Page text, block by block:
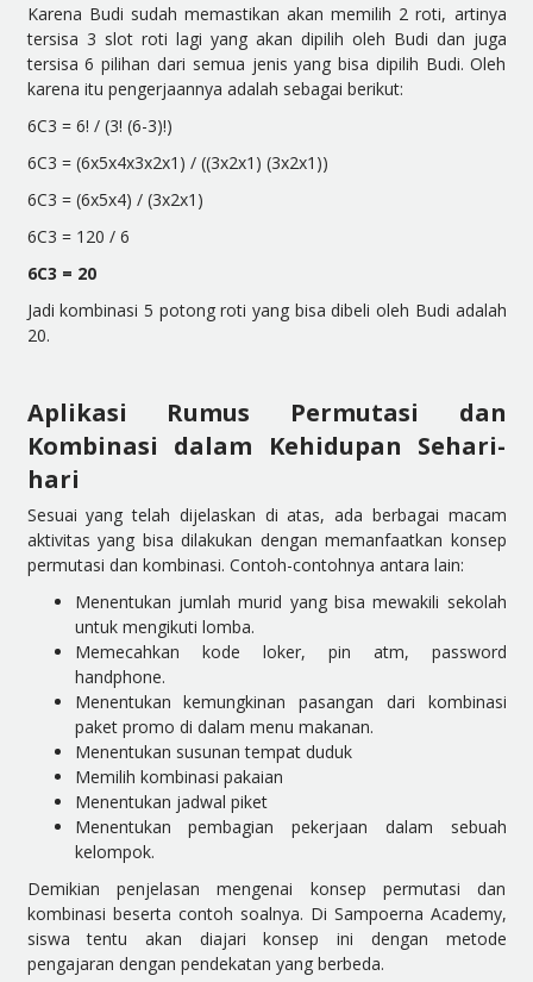
Karena Budi sudah memastikan akan memilih 2 roti, artinya
tersisa 3 slot roti lagi yang akan dipilih oleh Budi dan juga
tersisa 6 pilihan dari semua jenis yang bisa dipilih Budi. Oleh
karena itu pengerjaannya adalah sebagai berikut:
6C3 = 6! / (3! (6-3)!)
6C3 = (6x5x4x3x2x1) / ((3x2x1) (3x2x1))
6C3 = (6x5x4) / (3x2x1)
6C3 = 120 / 6
6C3 = 20
Jadi kombinasi 5 potong roti yang bisa dibeli oleh Budi adalah
20.
Aplikasi Rumus Permutasi dan
Kombinasi dalam Kehidupan Sehari-
hari
Sesuai yang telah dijelaskan di atas, ada berbagai macam
aktivitas yang bisa dilakukan dengan memanfaatkan konsep
permutasi dan kombinasi. Contoh-contohnya antara lain:
Menentukan jumlah murid yang bisa mewakili sekolah
untuk mengikuti lomba.
Memecahkan kode loker, pin atm, password
handphone.
Menentukan kemungkinan pasangan dari kombinasi
paket promo di dalam menu makanan.
Menentukan susunan tempat duduk
Memilih kombinasi pakaian
Menentukan jadwal piket
Menentukan pembagian pekerjaan dalam sebuah
kelompok.
Demikian penjelasan mengenai konsep permutasi dan
kombinasi beserta contoh soalnya. Di Sampoerna Academy,
siswa tentu akan diajari konsep ini dengan metode
pengajaran dengan pendekatan yang berbeda.